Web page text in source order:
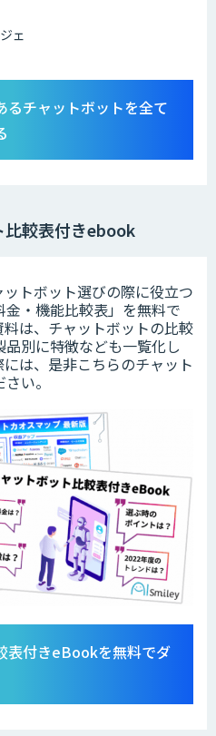
ェ
るチャットボットを全て
比較表付きebook
トボット選びの際に役立つ
金・機能比較表」を無料で
は、チャットボットの比較
別に特徴なども一覧化し
は、是非こちらのチャット
い。
表付きeBookを無料でダ